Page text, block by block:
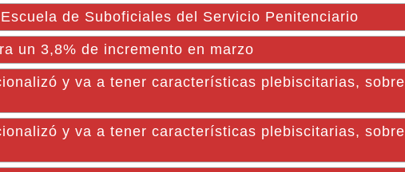
de Suboficiales del Servicio Penitenciario
un 3,8% de incremento en marzo
y va a tener características plebiscitarias, sobre
y va a tener características plebiscitarias, sobre